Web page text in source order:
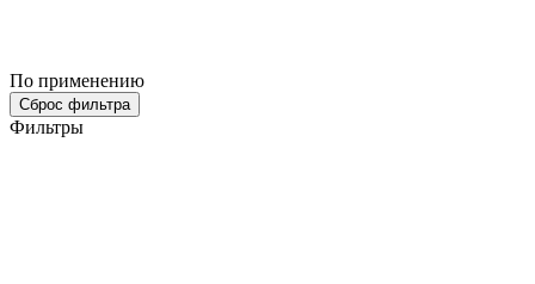
По применению
Сброс фильтра
Фильтры